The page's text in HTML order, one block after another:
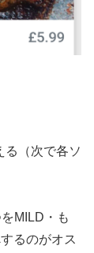
る（次で各ソ
MILD・も
るのがオス